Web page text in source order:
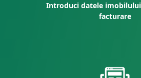
Introduci datele
facturare